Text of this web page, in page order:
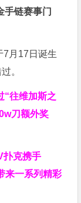
手链赛事门
7月17日诞生
。
“往维加斯之
刀额外奖
扑克携手
来一系列精彩